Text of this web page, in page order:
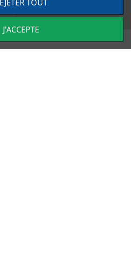
- Conception & réalisation :
Impulsion
TOUT
J'ACCEPTE